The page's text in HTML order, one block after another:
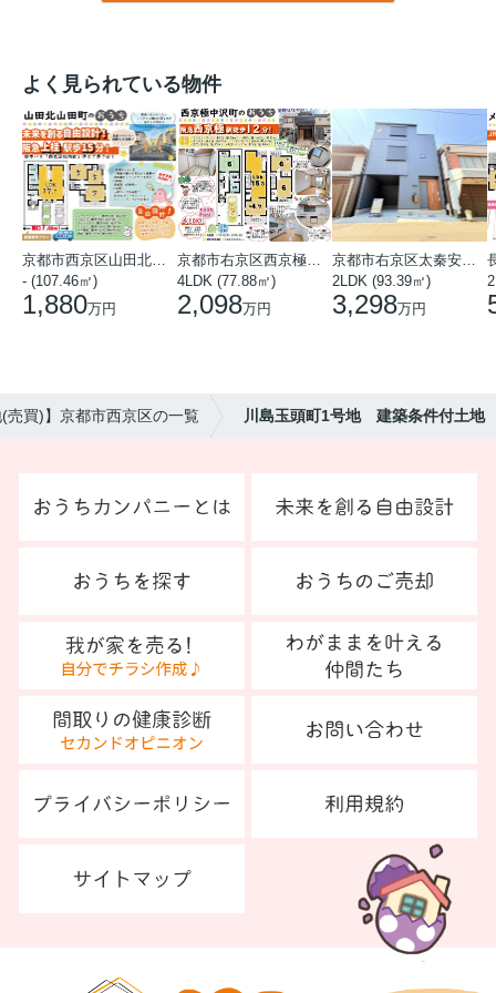
よく見られている物件
- (107.46㎡)
1,880万円
4LDK (77.88㎡)
2,098万円
2LDK (93.39㎡)
3,298万円
売買)】京都市西京区の一覧 川島玉頭町1号地 建築条件付土地